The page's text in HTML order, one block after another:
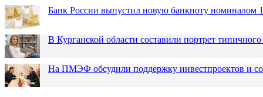
Банк России выпустил новую банкноту номиналом
В Курганской области составили портрет
На ПМЭФ обсудили поддержку инвестпроектов и